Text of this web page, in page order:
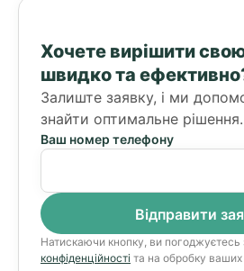
Хочете вирішити
швидко та
Залиште заявку, і ми
знайти оптимальне рішення.
Ваш номер телефону
Натискаючи кнопку, ви
конфіденційності та на обробку